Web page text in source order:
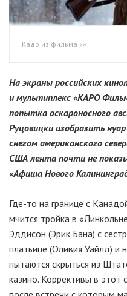
Кадр из фильма «»
На экраны российских
и мультиплекс «КАРО
попытка оскароносного
Руцовицки изобразить
снегом американского
США лента почти не
«Афиша Нового
Где-то на границе с
мчится тройка в
Эддисон (Эрик Бана) с
платьице (Оливия Уайлд) и
пытаются скрыться из
казино. Коррективы в этот